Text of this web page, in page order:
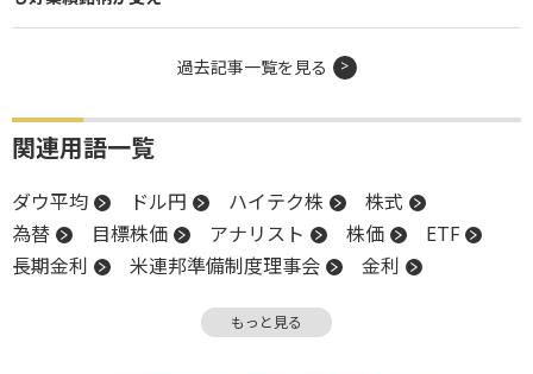
過去記事一覧を見る
関連用語一覧
ダウ平均 ドル円 ハイテク株
株式
為替
目標株価 アナリスト 株価
ETF
長期金利
米連邦準備制度理事会
金利
堅調 上場
もっと見る